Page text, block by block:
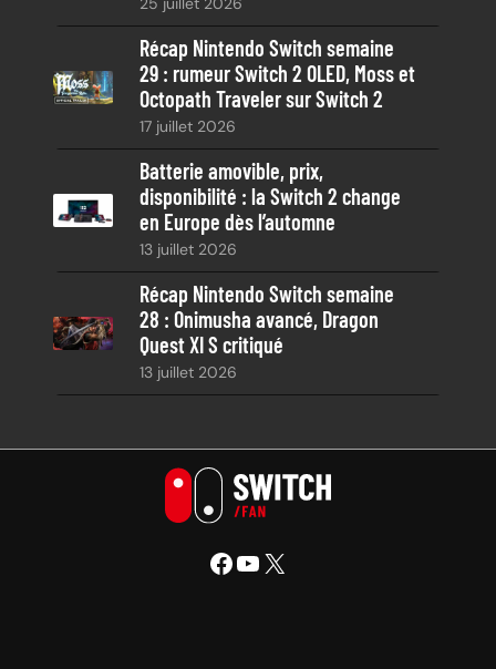
Récap Nintendo Switch semaine
29 : rumeur Switch 2 OLED, Moss et
Octopath Traveler sur Switch 2
17 juillet 2026
Batterie amovible, prix,
disponibilité : la Switch 2 change
en Europe dès l’automne
13 juillet 2026
Récap Nintendo Switch semaine
28 : Onimusha avancé, Dragon
Quest XI S critiqué
13 juillet 2026
Facebook YouTube X